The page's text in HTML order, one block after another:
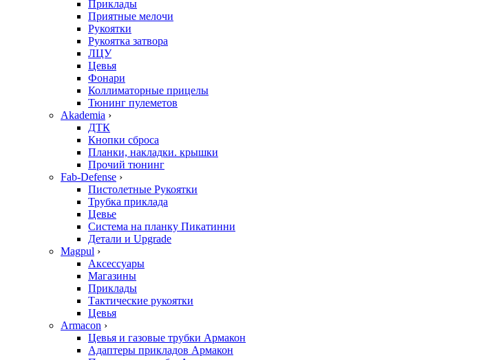
Приклады
Приятные мелочи
Рукоятки
Рукоятка затвора
ЛЦУ
Цевья
Фонари
Коллиматорные прицелы
Тюнинг пулеметов
Akademia ›
ДТК
Кнопки сброса
Планки, накладки. крышки
Прочий тюнинг
Fab-Defense ›
Пистолетные Рукоятки
Трубка приклада
Цевье
Система на планку Пикатинни
Детали и Upgrade
Magpul ›
Аксессуары
Магазины
Приклады
Тактические рукоятки
Цевья
Armacon ›
Цевья и газовые трубки Армакон
Адаптеры прикладов Армакон